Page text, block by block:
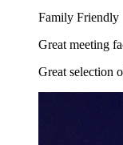
Family Friendly
Great meeting
Great selection